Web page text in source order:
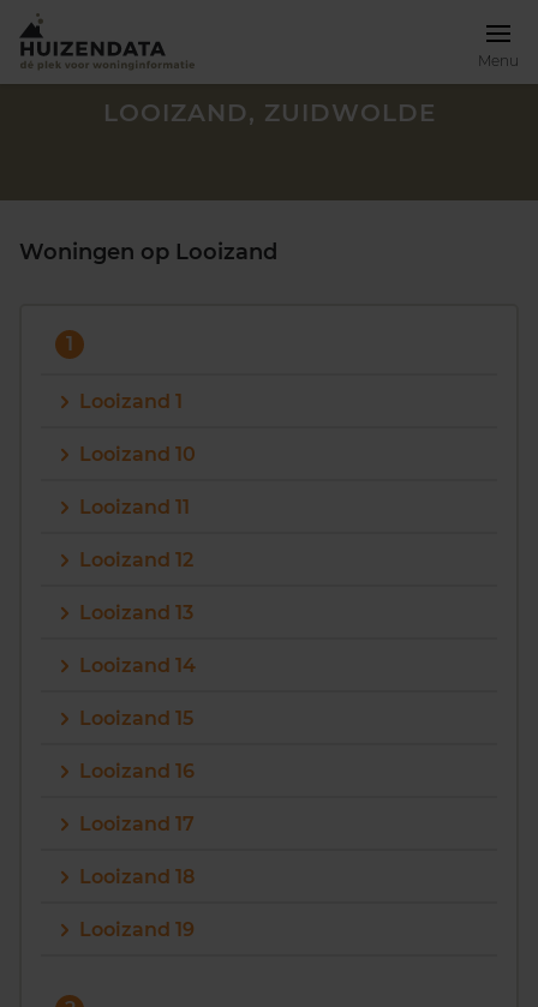
Menu
Maandag t/m vrijdag - 08:00 -18:00
LOOIZAND, ZUIDWOLDE
Woningen op Looizand
1
Looizand 1
Looizand 10
Looizand 11
Looizand 12
Looizand 13
Looizand 14
Looizand 15
Looizand 16
Looizand 17
Looizand 18
Looizand 19